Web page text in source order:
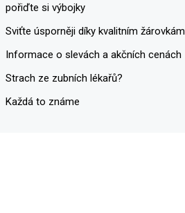
pořiďte si výbojky
Sviťte úsporněji díky kvalitním žárovkám
Informace o slevách a akčních cenách
Strach ze zubních lékařů?
Každá to známe